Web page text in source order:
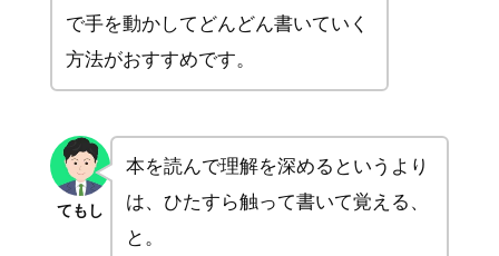
で手を動かしてどんどん書いていく
方法がおすすめです。
てもし
本を読んで理解を深めるというより
は、ひたすら触って書いて覚える、
と。